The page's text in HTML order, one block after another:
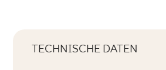
TECHNISCHE DATEN